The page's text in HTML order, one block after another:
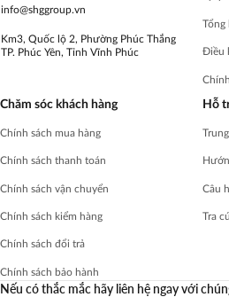
info@shggroup.vn
Km3, Quốc lộ 2, Phường Phúc Thắng
TP. Phúc Yên, Tỉnh Vĩnh Phúc
Tổng
Điều
Chăm sóc khách hàng
Chính sách mua hàng
Chính sách thanh toán
Chính sách vận chuyển
Chính sách kiểm hàng
Chính sách đổi trả
Chính sách bảo hành
Hỗ
Câu
Tra
Nếu có thắc mắc hãy liên hệ ngay với